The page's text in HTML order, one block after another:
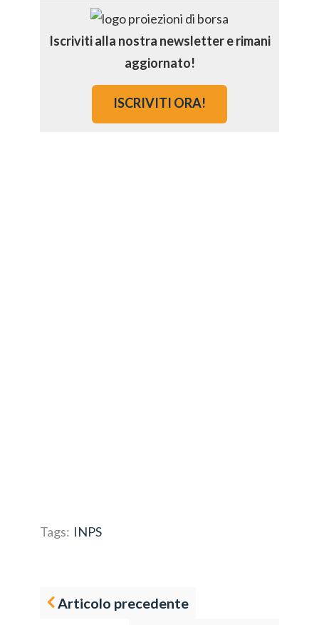
Iscriviti alla nostra newsletter e rimani
aggiornato!
ISCRIVITI ORA!
Tags: INPS
Articolo precedente